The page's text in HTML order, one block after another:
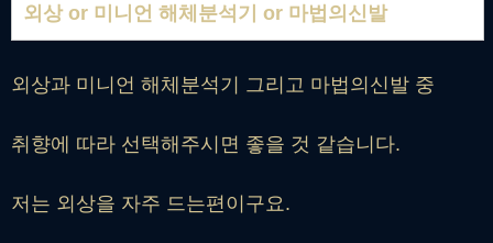
외상 or 미니언 해체분석기 or 마법의신발
외상과 미니언 해체분석기 그리고 마법의신발 중
취향에 따라 선택해주시면 좋을 것 같습니다.
저는 외상을 자주 드는편이구요.